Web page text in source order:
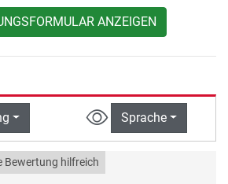
ANZEIGEN
Sprache
Bewertung hilfreich